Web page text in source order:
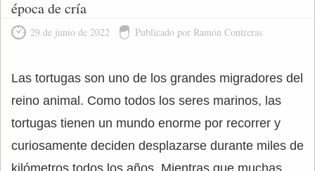
época de cría
29 de junio de 2022 Publicado por Ramón Contreras
Las tortugas son uno de los grandes migradores del
reino animal. Como todos los seres marinos, las
tortugas tienen un mundo enorme por recorrer y
curiosamente deciden desplazarse durante miles de
kilómetros todos los años. Mientras que muchas